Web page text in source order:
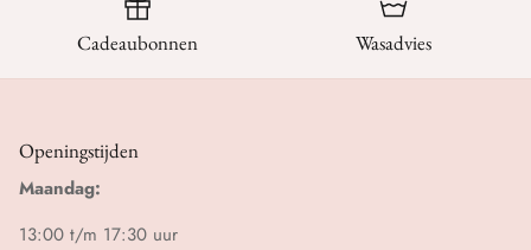
Cadeaubonnen Wasadvies
Openingstijden
Maandag:
13:00 t/m 17:30 uur